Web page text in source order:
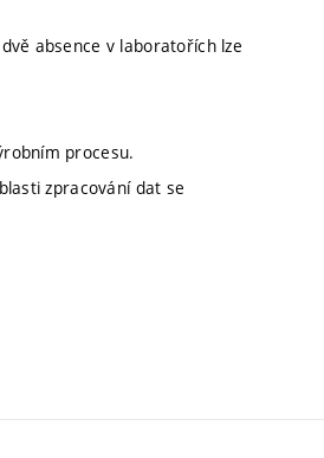
absence v laboratořích lze
procesu.
zpracování dat se